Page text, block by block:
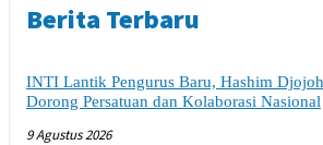
Berita Terbaru
INTI Lantik Pengurus Baru, Hashim
Dorong Persatuan dan Kolaborasi Nasional
9 Agustus 2026